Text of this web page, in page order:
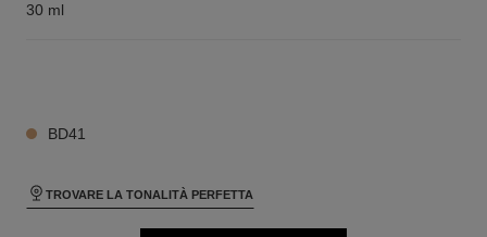
30 ml
BD41
TROVARE LA TONALITÀ PERFETTA